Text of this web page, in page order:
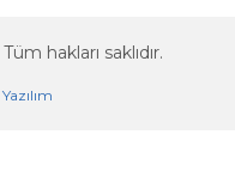
Tüm hakları saklıdır.